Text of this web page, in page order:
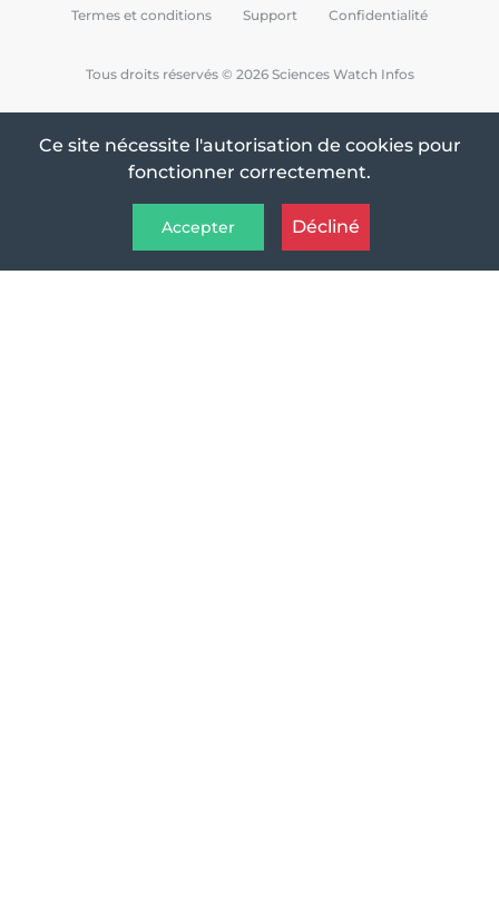
Tous droits réservés © 2026 Sciences Watch Infos
Termes et conditions Support Confidentialité
Ce site nécessite l'autorisation de cookies pour
fonctionner correctement.
Accepter Décliné